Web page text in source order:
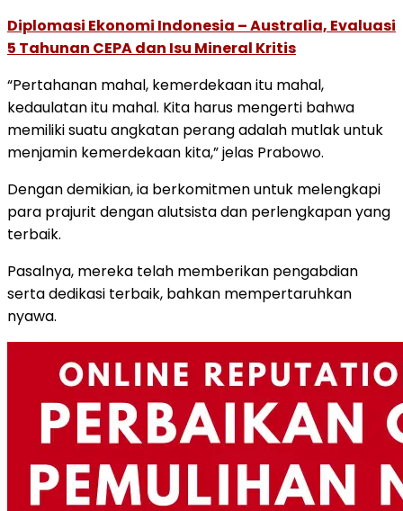
Diplomasi Ekonomi Indonesia – Australia, Evaluasi
5 Tahunan CEPA dan Isu Mineral Kritis
“Pertahanan mahal, kemerdekaan itu mahal,
kedaulatan itu mahal. Kita harus mengerti bahwa
memiliki suatu angkatan perang adalah mutlak untuk
menjamin kemerdekaan kita,” jelas Prabowo.
Dengan demikian, ia berkomitmen untuk melengkapi
para prajurit dengan alutsista dan perlengkapan yang
terbaik.
Pasalnya, mereka telah memberikan pengabdian
serta dedikasi terbaik, bahkan mempertaruhkan
nyawa.